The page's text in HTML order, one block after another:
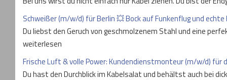
Schweißer (m/w/d) für Berlin 💥 Bock auf Funkenflug und
Du liebst den Geruch von geschmolzenem Stahl und eine
weiterlesen
Frische Luft & volle Power: Kundendienstmonteur (m/w/d) für
Du hast den Durchblick im Kabelsalat und behältst auch bei